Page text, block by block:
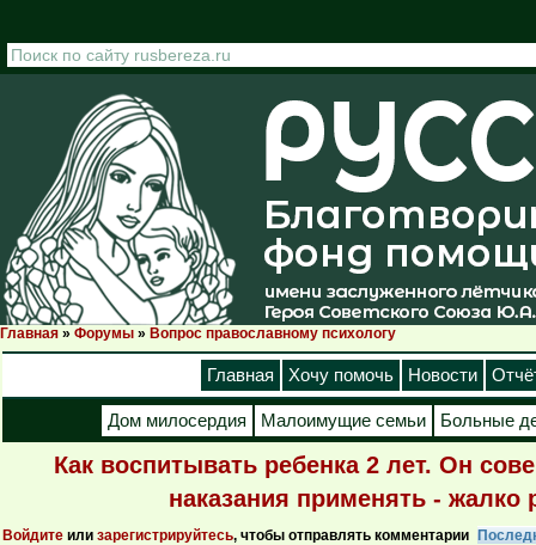
Вы здесь
Главная » Форумы » Вопрос православному психологу
Главная Хочу помочь Новости
Дом милосердия Малоимущие семьи Больные
Как воспитывать ребенка 2 лет. Он
наказания применять - жалко
Войдите или зарегистрируйтесь, чтобы отправлять комментарии